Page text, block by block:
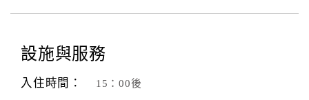
設施與服務
入住時間： 15：00後